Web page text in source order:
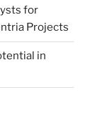
for
Projects
in